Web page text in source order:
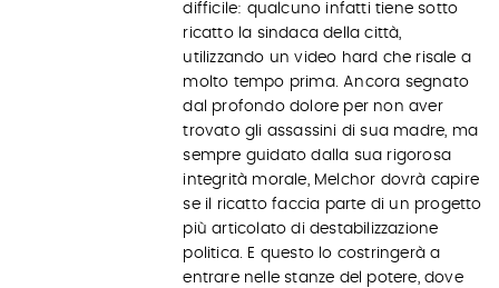
difficile: qualcuno infatti tiene sotto
ricatto la sindaca della città,
utilizzando un video hard che risale a
molto tempo prima. Ancora segnato
dal profondo dolore per non aver
trovato gli assassini di sua madre, ma
sempre guidato dalla sua rigorosa
integrità morale, Melchor dovrà capire
se il ricatto faccia parte di un progetto
più articolato di destabilizzazione
politica. E questo lo costringerà a
entrare nelle stanze del potere, dove